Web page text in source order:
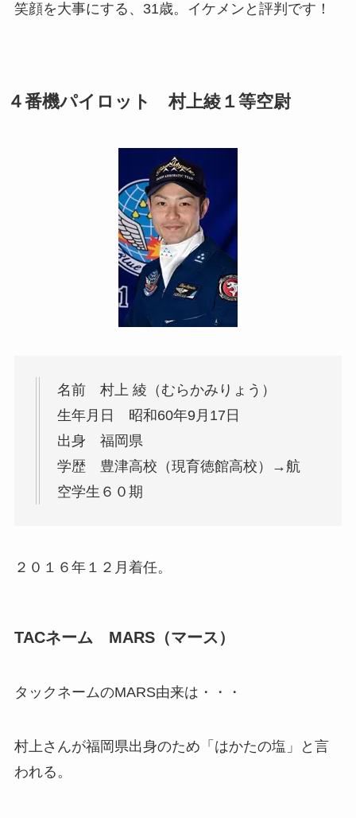
笑顔を大事にする、31歳。イケメンと評判です！
４番機パイロット 村上綾１等空尉
名前 村上 綾（むらかみりょう）
生年月日 昭和60年9月17日
出身 福岡県
学歴 豊津高校（現育徳館高校）→航
空学生６０期
２０１６年１２月着任。
TACネーム MARS（マース）
タックネームのMARS由来は・・・
村上さんが福岡県出身のため「はかたの塩」と言
われる。